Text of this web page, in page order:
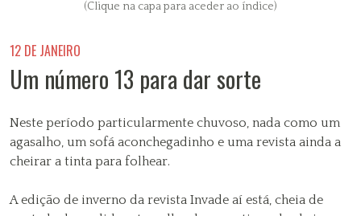
(Clique na capa para aceder ao índice)
12 DE JANEIRO
Um número 13 para dar sorte
Neste período particularmente chuvoso, nada como um
agasalho, um sofá aconchegadinho e uma revista ainda a
cheirar a tinta para folhear.
A edição de inverno da revista Invade aí está, cheia de